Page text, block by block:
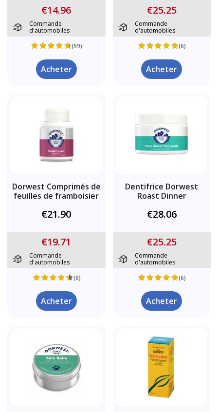
€14.96
Commande
d'automobiles
(59)
Acheter
€25.25
Commande
d'automobiles
(6)
Acheter
Dorwest Comprimés de
feuilles de framboisier
€21.90
€19.71
Commande
d'automobiles
(6)
Acheter
Dentifrice Dorwest
Roast Dinner
€28.06
€25.25
Commande
d'automobiles
(6)
Acheter